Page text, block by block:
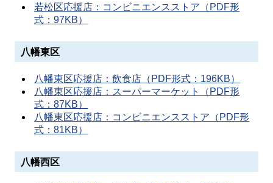
若松区応援店：コンビニエンスストア（PDF形
式：97KB）
八幡東区
八幡東区応援店：飲食店（PDF形式：196KB）
八幡東区応援店：スーパーマーケット（PDF形
式：87KB）
八幡東区応援店：コンビニエンスストア（PDF形
式：81KB）
八幡西区